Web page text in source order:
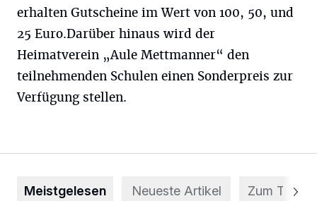
erhalten Gutscheine im Wert von 100, 50, und
25 Euro.Darüber hinaus wird der
Heimatverein „Aule Mettmanner“ den
teilnehmenden Schulen einen Sonderpreis zur
Verfügung stellen.
Meistgelesen Neueste Artikel Zum Thema